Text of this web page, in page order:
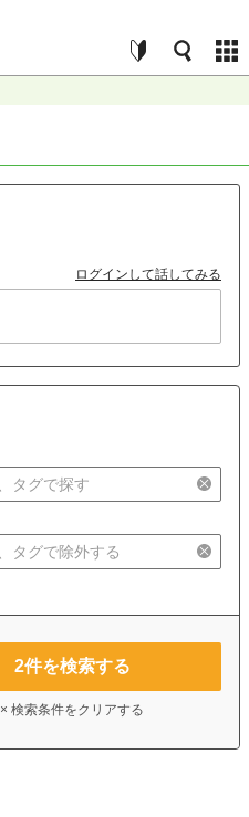
ログインして話してみる
2件を検索する
× 検索条件をクリアする